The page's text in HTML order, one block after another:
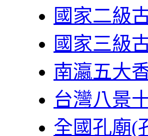
國家二級
國家三級
南瀛五大
台灣八景
全國孔廟(